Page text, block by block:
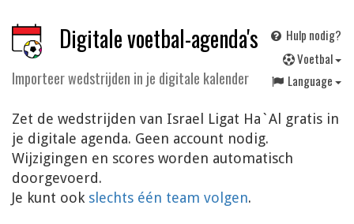
Digitale voetbal-agenda's
Importeer wedstrijden in je digitale kalender
Hulp nodig?
Voetbal
Language
Zet de wedstrijden van Israel Ligat Ha`Al gratis in
je digitale agenda. Geen account nodig.
Wijzigingen en scores worden automatisch
doorgevoerd.
Je kunt ook slechts één team volgen.